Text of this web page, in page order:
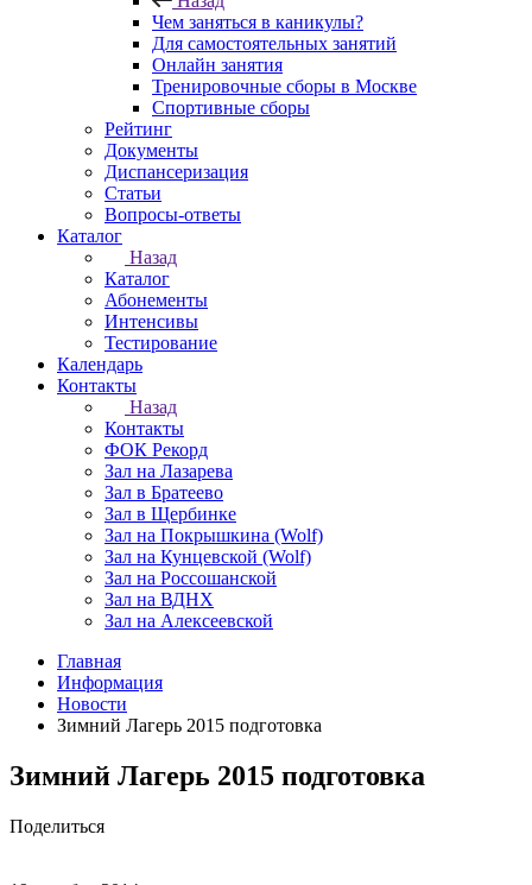
Чем заняться в каникулы?
Для самостоятельных занятий
Онлайн занятия
Тренировочные сборы в Москве
Спортивные сборы
Рейтинг
Документы
Диспансеризация
Статьи
Вопросы-ответы
Каталог
Назад
Каталог
Абонементы
Интенсивы
Тестирование
Календарь
Контакты
Назад
Контакты
ФОК Рекорд
Зал на Лазарева
Зал в Братеево
Зал в Щербинке
Зал на Покрышкина (Wolf)
Зал на Кунцевской (Wolf)
Зал на Россошанской
Зал на ВДНХ
Зал на Алексеевской
Главная
Информация
Новости
Зимний Лагерь 2015 подготовка
Зимний Лагерь 2015 подготовка
Поделиться